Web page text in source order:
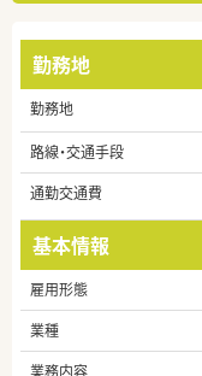
勤務地
勤務地
路線・交通手段
通勤交通費
基本情報
雇用形態
業種
業務内容